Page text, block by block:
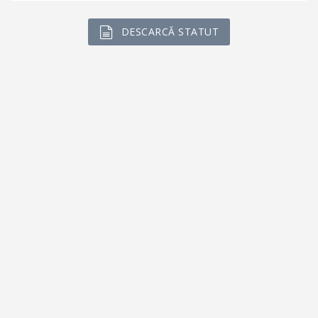
DESCARCĂ STATUT